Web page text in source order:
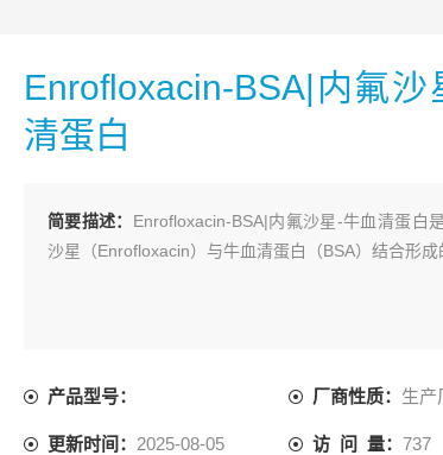
Enrofloxacin-BSA|内氟沙
清蛋白
简要描述： Enrofloxacin-BSA|内氟沙星-牛血清蛋白
沙星（Enrofloxacin）与牛血清蛋白（BSA）结合形成
产品型号： 厂商性质： 生产
更新时间： 2025-08-05 访 问 量：737